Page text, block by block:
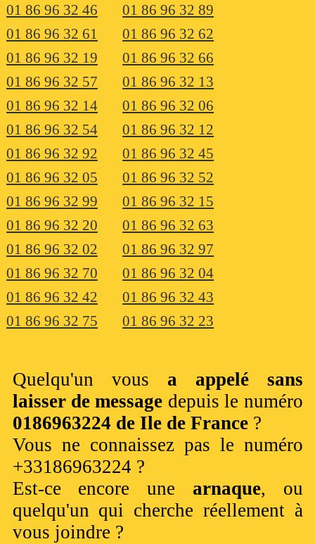
01 86 96 32 46
01 86 96 32 89
01 86 96 32 61
01 86 96 32 62
01 86 96 32 19
01 86 96 32 66
01 86 96 32 57
01 86 96 32 13
01 86 96 32 14
01 86 96 32 06
01 86 96 32 54
01 86 96 32 12
01 86 96 32 92
01 86 96 32 45
01 86 96 32 05
01 86 96 32 52
01 86 96 32 99
01 86 96 32 15
01 86 96 32 20
01 86 96 32 63
01 86 96 32 02
01 86 96 32 97
01 86 96 32 70
01 86 96 32 04
01 86 96 32 42
01 86 96 32 43
01 86 96 32 75
01 86 96 32 23
Quelqu'un vous a appelé sans
laisser de message depuis le numéro
0186963224 de Ile de France?
Vous ne connaissez pas le numéro
+33186963224 ?
Est-ce encore une arnaque, ou
quelqu'un qui cherche réellement à
vous joindre ?